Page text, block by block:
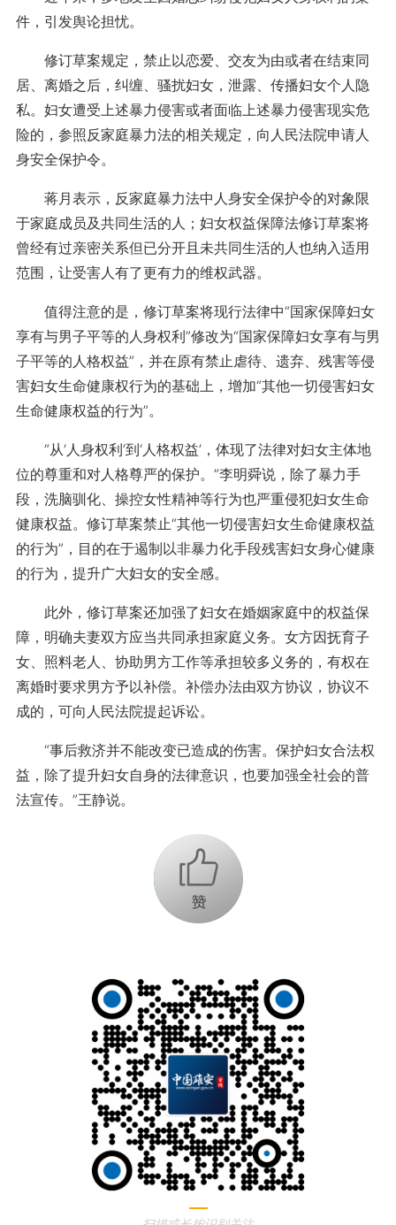
件，引发舆论担忧。
修订草案规定，禁止以恋爱、交友为由或者在结束同
居、离婚之后，纠缠、骚扰妇女，泄露、传播妇女个人隐
私。妇女遭受上述暴力侵害或者面临上述暴力侵害现实危
险的，参照反家庭暴力法的相关规定，向人民法院申请人
身安全保护令。
蒋月表示，反家庭暴力法中人身安全保护令的对象限
于家庭成员及共同生活的人；妇女权益保障法修订草案将
曾经有过亲密关系但已分开且未共同生活的人也纳入适用
范围，让受害人有了更有力的维权武器。
值得注意的是，修订草案将现行法律中“国家保障妇女
享有与男子平等的人身权利”修改为“国家保障妇女享有与男
子平等的人格权益”，并在原有禁止虐待、遗弃、残害等侵
害妇女生命健康权行为的基础上，增加“其他一切侵害妇女
生命健康权益的行为”。
“从‘人身权利’到‘人格权益’，体现了法律对妇女主体地
位的尊重和对人格尊严的保护。”李明舜说，除了暴力手
段，洗脑驯化、操控女性精神等行为也严重侵犯妇女生命
健康权益。修订草案禁止“其他一切侵害妇女生命健康权益
的行为”，目的在于遏制以非暴力化手段残害妇女身心健康
的行为，提升广大妇女的安全感。
此外，修订草案还加强了妇女在婚姻家庭中的权益保
障，明确夫妻双方应当共同承担家庭义务。女方因抚育子
女、照料老人、协助男方工作等承担较多义务的，有权在
离婚时要求男方予以补偿。补偿办法由双方协议，协议不
成的，可向人民法院提起诉讼。
“事后救济并不能改变已造成的伤害。保护妇女合法权
益，除了提升妇女自身的法律意识，也要加强全社会的普
法宣传。”王静说。
+1